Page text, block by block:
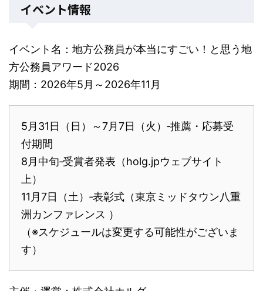
イベント情報
イベント名：地方公務員が本当にすごい！と思う地
方公務員アワード2026
期間：2026年5月～2026年11月
5月31日（日）～7月7日（火）‐推薦・応募受
付期間
8月中旬‐受賞者発表（holg.jpウェブサイト
上）
11月7日（土）‐表彰式（東京ミッドタウン八重
洲カンファレンス ）
（※スケジュールは変更する可能性がございま
す）